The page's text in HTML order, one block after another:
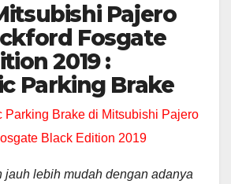
Pajero
Fosgate
2019 :
Parking Brake
jauh lebih mudah dengan adanya